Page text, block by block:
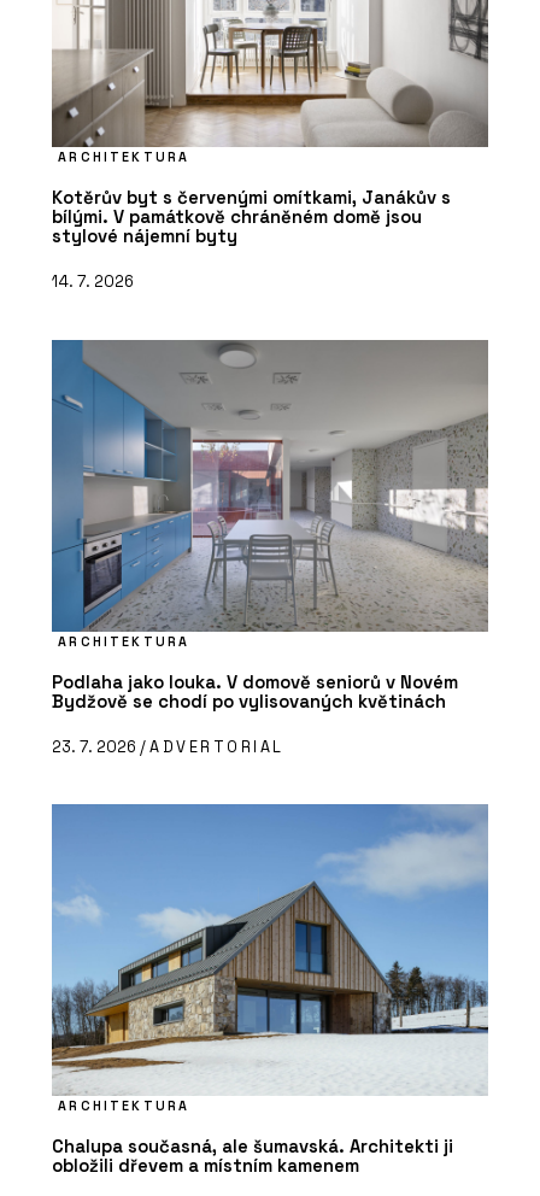
ARCHITEKTURA
Kotěrův byt s červenými omítkami, Janákův s
bílými. V památkově chráněném domě jsou
stylové nájemní byty
14. 7. 2026
ARCHITEKTURA
Podlaha jako louka. V domově seniorů v Novém
Bydžově se chodí po vylisovaných květinách
23. 7. 2026 /ADVERTORIAL
ARCHITEKTURA
Chalupa současná, ale šumavská. Architekti ji
obložili dřevem a místním kamenem